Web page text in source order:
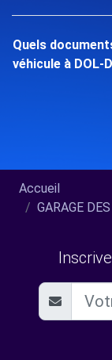
Quels
véhicule à DOL-
Accueil
GARAGE